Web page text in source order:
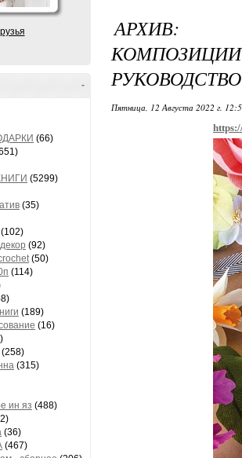
-
(66)
(5299)
(35)
(102)
(92)
(50)
(114)
(189)
(16)
(258)
(315)
ин яз (488)
(36)
(467)
АРХИВ:
Пятница, 12 Августа 2022 г.